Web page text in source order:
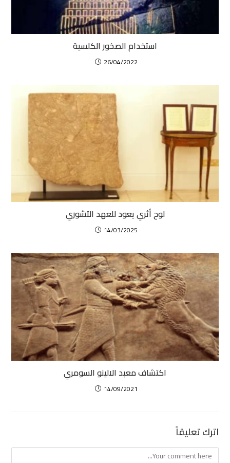
استخدام الصخور الكلسية
26/04/2022
لوح أثري يعود للعهد الآشوري
14/03/2025
اكتشاف معبد الالينو السومري
14/09/2021
اترك تعليقاً